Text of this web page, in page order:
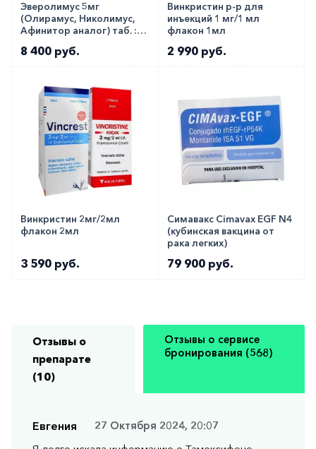
Эверолимус 5мг
(Олирамус, Николимус,
Афинитор аналог) таб. ::
8 400 руб.
Винкристин р-р для
инъекций 1 мг/1 мл
флакон 1мл
2 990 руб.
Винкристин 2мг/2мл
флакон 2мл
3 590 руб.
Симавакс Cimavax EGF N4
(кубинская вакцина от
рака легких)
79 900 руб.
Отзывы о
препарате
(10)
Отзывы о сервисе
бронирования (568)
Евгения
27 Октября 2024, 20:07